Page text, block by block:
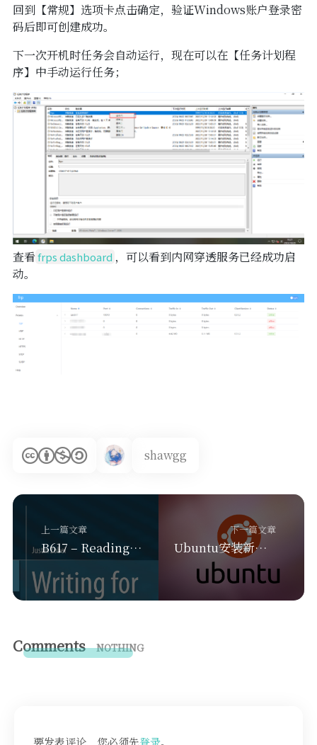
回到【常规】选项卡点击确定，验证Windows账户登录密
码后即可创建成功。
下一次开机时任务会自动运行，现在可以在【任务计划程
序】中手动运行任务；
查看frps dashboard ，可以看到内网穿透服务已经成功启
动。
shawgg
上一篇文章
B617 – Reading & Writing for Computer Science
下一篇文章
Ubuntu安装新版本Linux内核（HWE Kernel）
Comments NOTHING
要发表评论，您必须先登录。